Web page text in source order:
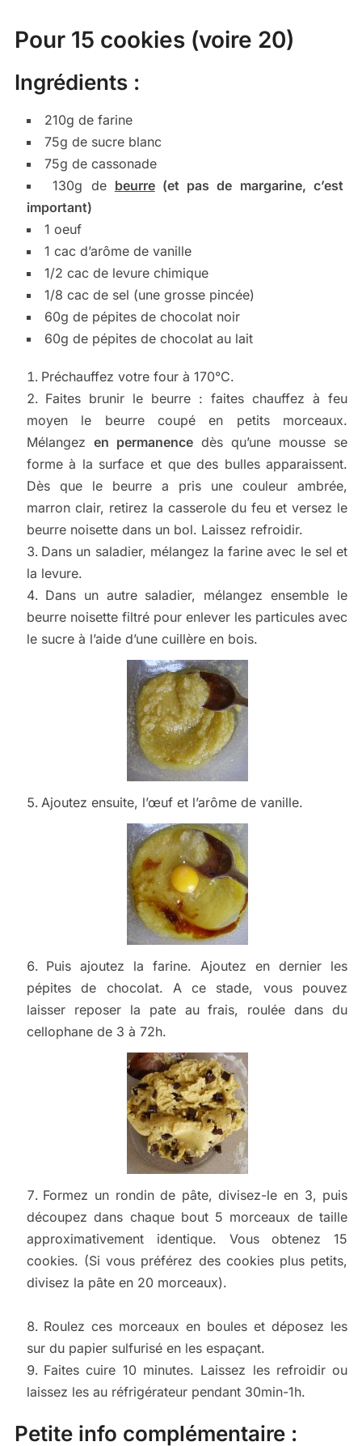
Pour 15 cookies (voire 20)
Ingrédients :
210g de farine
75g de sucre blanc
75g de cassonade
130g de beurre(et pas de margarine, c’est
important)
1 oeuf
1 cac d’arôme de vanille
1/2 cac de levure chimique
1/8 cac de sel (une grosse pincée)
60g de pépites de chocolat noir
60g de pépites de chocolat au lait
Préchauffez votre four à 170°C.
Faites brunir le beurre : faites chauffez à feu
moyen le beurre coupé en petits morceaux.
Mélangez en permanencedès qu’une mousse se
forme à la surface et que des bulles apparaissent.
Dès que le beurre a pris une couleur ambrée,
marron clair, retirez la casserole du feu et versez le
beurre noisette dans un bol. Laissez refroidir.
Dans un saladier, mélangez la farine avec le sel et
la levure.
Dans un autre saladier, mélangez ensemble le
beurre noisette filtré pour enlever les particules avec
le sucre à l’aide d’une cuillère en bois.
Ajoutez ensuite, l’œuf et l’arôme de vanille.
Puis ajoutez la farine. Ajoutez en dernier les
pépites de chocolat. A ce stade, vous pouvez
laisser reposer la pate au frais, roulée dans du
cellophane de 3 à 72h.
Formez un rondin de pâte, divisez-le en 3, puis
découpez dans chaque bout 5 morceaux de taille
approximativement identique. Vous obtenez 15
cookies. (Si vous préférez des cookies plus petits,
divisez la pâte en 20 morceaux).
Roulez ces morceaux en boules et déposez les
sur du papier sulfurisé en les espaçant.
Faites cuire 10 minutes. Laissez les refroidir ou
laissez les au réfrigérateur pendant 30min-1h.
Petite info complémentaire :